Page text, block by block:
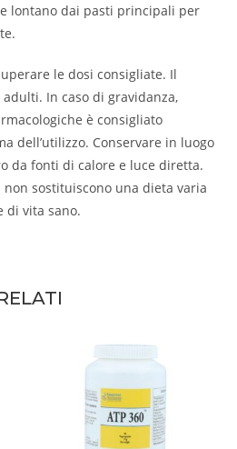
lontano dai pasti principali per
le dosi consigliate. Il
In caso di gravidanza,
è consigliato
dell’utilizzo. Conservare in luogo
da fonti di calore e luce diretta.
sostituiscono una dieta varia
di vita sano.